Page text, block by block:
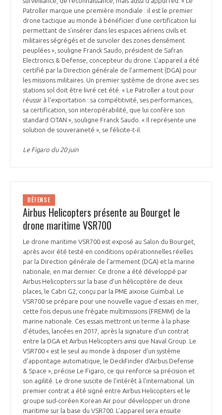
Patroller marque une première mondiale : il est le premier
drone tactique au monde à bénéficier d'une certification lui
permettant de s'insérer dans les espaces aériens civils et
militaires ségrégés et de survoler des zones densément
peuplées », souligne Franck Saudo, président de Safran
Electronics & Defense, concepteur du drone. L'appareil a été
certifié par la Direction générale de l'armement (DGA) pour
les missions militaires. Un premier système de drone avec ses
stations sol doit être livré cet été. « Le Patroller a tout pour
réussir à l'exportation : sa compétitivité, ses performances,
sa certification, son interopérabilité, que lui confère son
standard OTAN », souligne Franck Saudo. « Il représente une
solution de souveraineté », se félicite-t-il.
Le Figaro du 20 juin
DÉFENSE
Airbus Helicopters présente au Bourget le
drone maritime VSR700
Le drone maritime VSR700 est exposé au Salon du Bourget,
après avoir été testé en conditions opérationnelles réelles
par la Direction générale de l'armement (DGA) et la marine
nationale, en mai dernier. Ce drone a été développé par
Airbus Helicopters sur la base d'un hélicoptère de deux
places, le Cabri G2, conçu par la PME aixoise Guimbal. Le
VSR700 se prépare pour une nouvelle vague d'essais en mer,
cette fois depuis une frégate multimissions (FREMM) de la
marine nationale. Ces essais mettront un terme à la phase
d'études, lancées en 2017, après la signature d'un contrat
entre la DGA et Airbus Helicopters ainsi que Naval Group. Le
VSR700 « est le seul au monde à disposer d'un système
d'appontage automatique, le DeckFinder d'Airbus Defense
& Space », précise Le Figaro, ce qui renforce sa précision et
son agilité. Le drone suscite de l'intérêt à l'international. Un
premier contrat a été signé entre Airbus Helicopters et le
groupe sud-coréen Korean Air pour développer un drone
maritime sur la base du VSR700. L'appareil sera ensuite